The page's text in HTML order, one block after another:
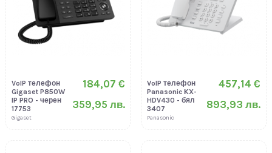
VoIP телефон
Gigaset P850W
IP PRO - черен
17753
Gigaset
184,07 €
359,95 лв.
VoIP телефон
Panasonic KX-
HDV430 - бял
3407
Panasonic
457,14 €
893,93 лв.